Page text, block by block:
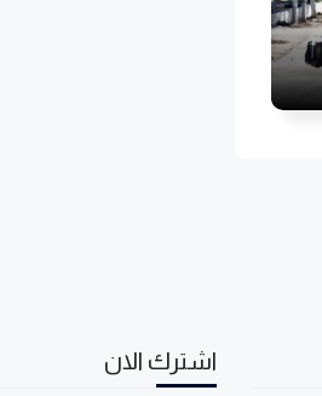
اشترك الان